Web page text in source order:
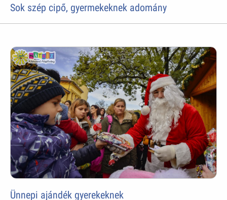
Sok szép cipő, gyermekeknek adomány
Ünnepi ajándék gyerekeknek